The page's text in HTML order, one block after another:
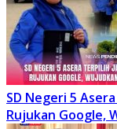
SD Negeri 5
Rujukan Google,